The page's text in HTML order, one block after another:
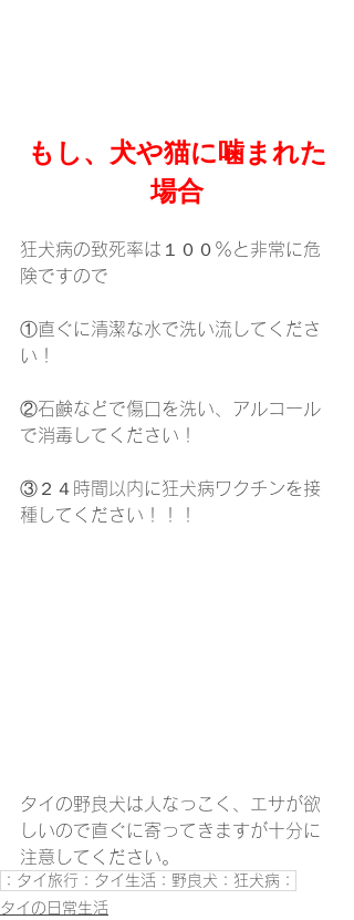
もし、犬や猫に噛まれた
場合
狂犬病の致死率は１００％と非常に危
険ですので
①直ぐに清潔な水で洗い流してくださ
い！
②石鹸などで傷口を洗い、アルコール
で消毒してください！
③２４時間以内に狂犬病ワクチンを接
種してください！！！
タイの野良犬は人なっこく、エサが欲
しいので直ぐに寄ってきますが十分に
注意してください。
：タイ旅行：タイ生活：野良犬：狂犬病：
タイの日常生活